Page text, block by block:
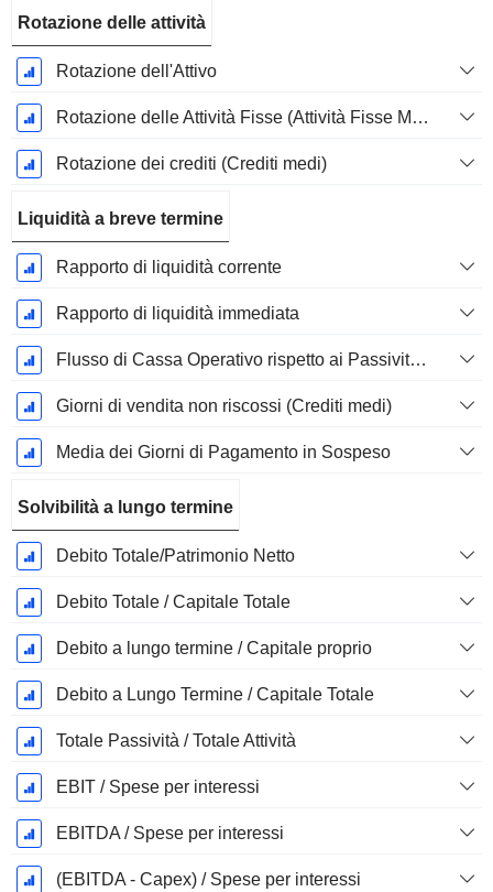
Rotazione delle attività
Rotazione dell'Attivo
Rotazione delle Attività Fisse (Attività Fisse Medie)
Rotazione dei crediti (Crediti medi)
Liquidità a breve termine
Rapporto di liquidità corrente
Rapporto di liquidità immediata
Flusso di Cassa Operativo rispetto ai Passività Correnti
Giorni di vendita non riscossi (Crediti medi)
Media dei Giorni di Pagamento in Sospeso
Solvibilità a lungo termine
Debito Totale/Patrimonio Netto
Debito Totale / Capitale Totale
Debito a lungo termine / Capitale proprio
Debito a Lungo Termine / Capitale Totale
Totale Passività / Totale Attività
EBIT / Spese per interessi
EBITDA / Spese per interessi
(EBITDA - Capex) / Spese per interessi